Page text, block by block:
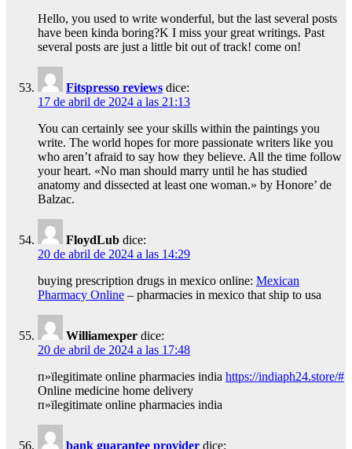
Hello, you used to write wonderful, but the last several posts
have been kinda boring?K I miss your great writings. Past
several posts are just a little bit out of track! come on!
Fitspresso reviews dice:
17 de abril de 2024 a las 21:13
You can certainly see your skills within the paintings you
write. The world hopes for more passionate writers like you
who aren’t afraid to say how they believe. All the time follow
your heart. «No man should marry until he has studied
anatomy and dissected at least one woman.» by Honore’ de
Balzac.
FloydLub dice:
20 de abril de 2024 a las 14:29
buying prescription drugs in mexico online: Mexican
Pharmacy Online – pharmacies in mexico that ship to usa
Williamexper dice:
20 de abril de 2024 a las 17:48
п»їlegitimate online pharmacies india https://indiaph24.store/#
Online medicine home delivery
п»їlegitimate online pharmacies india
bank guarantee provider dice: